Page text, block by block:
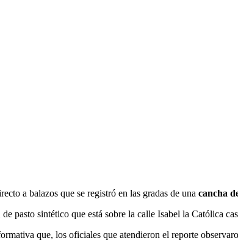
a balazos que se registró en las gradas de una cancha
pasto sintético que está sobre la calle Isabel la Católica
que, los oficiales que atendieron el reporte